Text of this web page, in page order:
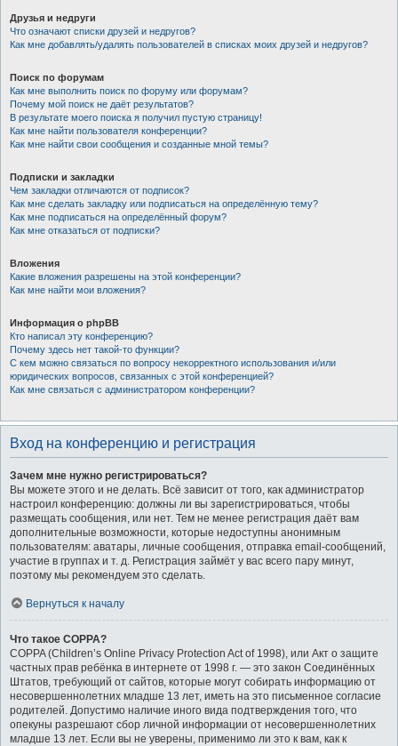
Друзья и недруги
Что означают списки друзей и недругов?
Как мне добавлять/удалять пользователей в списках моих друзей и недругов?
Поиск по форумам
Как мне выполнить поиск по форуму или форумам?
Почему мой поиск не даёт результатов?
В результате моего поиска я получил пустую страницу!
Как мне найти пользователя конференции?
Как мне найти свои сообщения и созданные мной темы?
Подписки и закладки
Чем закладки отличаются от подписок?
Как мне сделать закладку или подписаться на определённую тему?
Как мне подписаться на определённый форум?
Как мне отказаться от подписки?
Вложения
Какие вложения разрешены на этой конференции?
Как мне найти мои вложения?
Информация о phpBB
Кто написал эту конференцию?
Почему здесь нет такой-то функции?
С кем можно связаться по вопросу некорректного использования и/или
юридических вопросов, связанных с этой конференцией?
Как мне связаться с администратором конференции?
Вход на конференцию и регистрация
Зачем мне нужно регистрироваться?
Вы можете этого и не делать. Всё зависит от того, как администратор
настроил конференцию: должны ли вы зарегистрироваться, чтобы
размещать сообщения, или нет. Тем не менее регистрация даёт вам
дополнительные возможности, которые недоступны анонимным
пользователям: аватары, личные сообщения, отправка email-сообщений,
участие в группах и т. д. Регистрация займёт у вас всего пару минут,
поэтому мы рекомендуем это сделать.
Вернуться к началу
Что такое COPPA?
COPPA (Children’s Online Privacy Protection Act of 1998), или Акт о защите
частных прав ребёнка в интернете от 1998 г. — это закон Соединённых
Штатов, требующий от сайтов, которые могут собирать информацию от
несовершеннолетних младше 13 лет, иметь на это письменное согласие
родителей. Допустимо наличие иного вида подтверждения того, что
опекуны разрешают сбор личной информации от несовершеннолетних
младше 13 лет. Если вы не уверены, применимо ли это к вам, как к